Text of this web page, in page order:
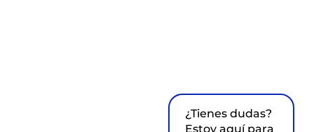
¿Tienes dudas?
Estoy aquí para